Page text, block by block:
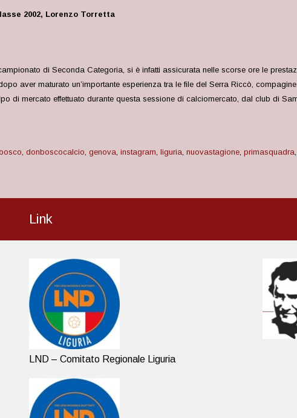
2002, Lorenzo Torretta
di Seconda Categoria, si è infatti assicurata nelle scorse ore le
aver maturato un’importante esperienza tra le file del Serra Riccò,
di mercato effettuato durante questa sessione di calciomercato, dal club di
, donboscocalcio, genova, instagram, liguria, nuovastagione, primasquadra,
Link
LND – Comitato Regionale Liguria